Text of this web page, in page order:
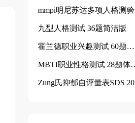
mmpi明尼苏达多项人格测验 566题完整版
九型人格测试 36题简洁版
霍兰德职业兴趣测试 60题简洁版
MBTI职业性格测试 28题体验版
Zung氏抑郁自评量表SDS 20题